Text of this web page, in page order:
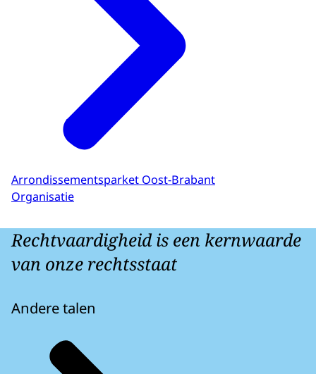
Arrondissementsparket Oost-Brabant
Organisatie
Rechtvaardigheid is een kernwaarde
van onze rechtsstaat
Andere talen